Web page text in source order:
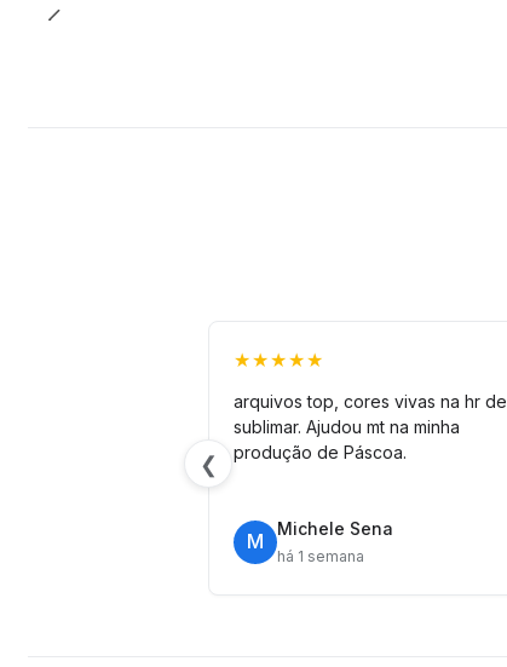
❮
★★★★★
arquivos top, cores vivas na hr de
sublimar. Ajudou mt na minha
produção de Páscoa.
M
Michele Sena
há 1 semana